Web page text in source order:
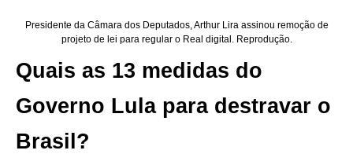
Presidente da Câmara dos Deputados, Arthur Lira assinou remoção de
projeto de lei para regular o Real digital. Reprodução.
Quais as 13 medidas do
Governo Lula para destravar o
Brasil?